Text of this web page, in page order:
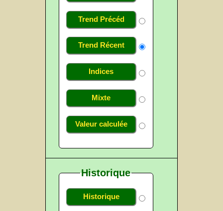
Trend Précéd
Trend Récent
Indices
Mixte
Valeur calculée
Historique
Historique